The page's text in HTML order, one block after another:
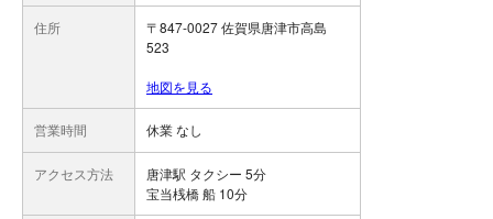
住所
〒847-0027 佐賀県唐津市高島
523
地図を見る
営業時間 休業 なし
アクセス方法
唐津駅 タクシー 5分
宝当桟橋 船 10分